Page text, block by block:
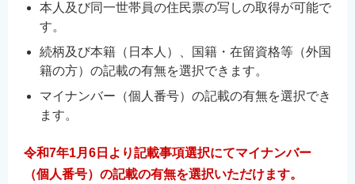
本人及び同一世帯員の住民票の写しの取得が可能で
す。
続柄及び本籍（日本人）、国籍・在留資格等（外国
籍の方）の記載の有無を選択できます。
マイナンバー（個人番号）の記載の有無を選択でき
ます。
令和7年1月6日より記載事項選択にてマイナンバー
（個人番号）の記載の有無を選択いただけます。